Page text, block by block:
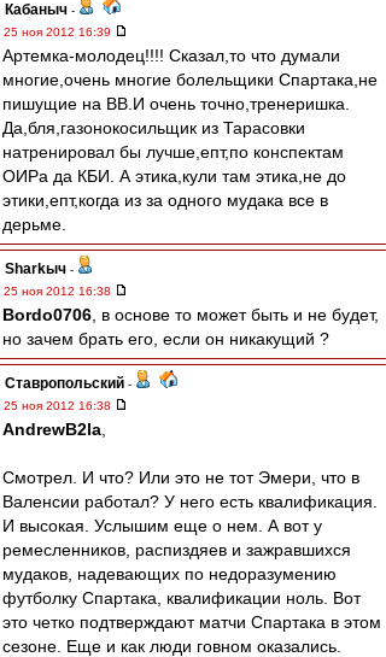
Кабаныч -
25 ноя 2012 16:39
Артемка-молодец!!!! Сказал,то что думали
многие,очень многие болельщики Спартака,не
пишущие на ВВ.И очень точно,тренеришка.
Да,бля,газонокосильщик из Тарасовки
натренировал бы лучше,епт,по конспектам
ОИРа да КБИ. А этика,кули там этика,не до
этики,епт,когда из за одного мудака все в
дерьме.
Sharkыч -
25 ноя 2012 16:38
Bordo0706 , в основе то может быть и не будет,
но зачем брать его, если он никакущий ?
Ставропольский -
25 ноя 2012 16:38
AndrewB2la
Смотрел. И что? Или это не тот Эмери, что в
Валенсии работал? У него есть квалификация.
И высокая. Услышим еще о нем. А вот у
ремесленников, распиздяев и зажравшихся
мудаков, надевающих по недоразумению
футболку Спартака, квалификации ноль. Вот
это четко подтверждают матчи Спартака в этом
сезоне. Еще и как люди говном оказались.